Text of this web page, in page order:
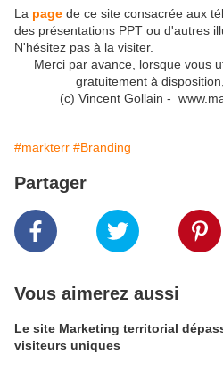
La page de ce site consacrée aux
des présentations PPT ou d'autres
N'hésitez pas à la visiter.
Merci par avance, lorsque vous
gratuitement à
(c) Vincent Gollain -
#markterr #Branding
Partager
Vous aimerez aussi
Le site Marketing territorial
visiteurs uniques